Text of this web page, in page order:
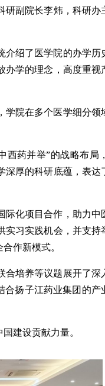
副院长李炜，科研办
介绍了医学院的办学历
学的理念，高度重视
院在多个医学细分领
西药并举”的战略布局
厚的科研底蕴，表达
化项目合作，助力中
习实践机会，并支持
作新模式。
培养等议题展开了深
扬子江药业集团的产
建设贡献力量。